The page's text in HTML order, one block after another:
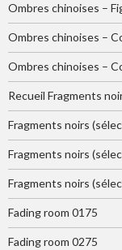
Ombres chinoises –
Ombres chinoises –
Ombres chinoises –
Recueil Fragments
Fragments noirs
Fragments noirs
Fragments noirs
Fading room 0175
Fading room 0275